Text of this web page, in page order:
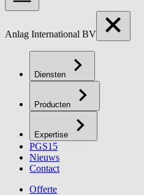
Anlag International BV
Diensten
Producten
Expertise
PGS15
Nieuws
Contact
Offerte